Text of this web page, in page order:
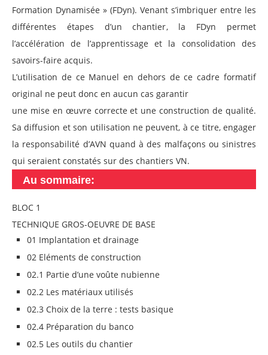
Formation Dynamisée » (FDyn). Venant s’imbriquer entre les
différentes étapes d’un chantier, la FDyn permet
l’accélération de l’apprentissage et la consolidation des
savoirs-faire acquis.
L’utilisation de ce Manuel en dehors de ce cadre formatif
original ne peut donc en aucun cas garantir
une mise en œuvre correcte et une construction de qualité.
Sa diffusion et son utilisation ne peuvent, à ce titre, engager
la responsabilité d’AVN quand à des malfaçons ou sinistres
qui seraient constatés sur des chantiers VN.
Au sommaire:
BLOC 1
TECHNIQUE GROS-OEUVRE DE BASE
01 Implantation et drainage
02 Eléments de construction
02.1 Partie d’une voûte nubienne
02.2 Les matériaux utilisés
02.3 Choix de la terre : tests basique
02.4 Préparation du banco
02.5 Les outils du chantier